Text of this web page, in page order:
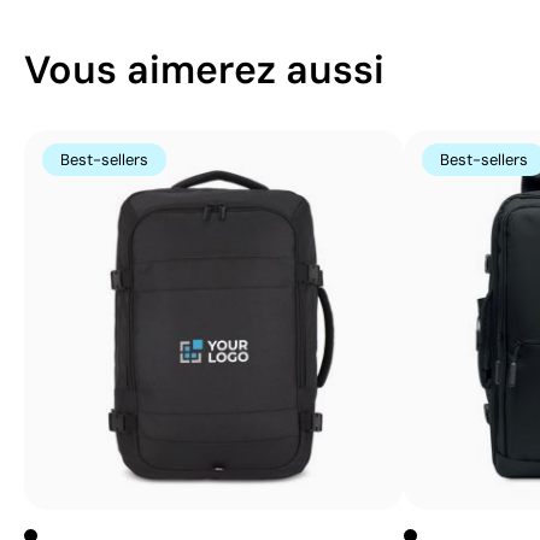
Vous aimerez aussi
Best-sellers Best-sellers